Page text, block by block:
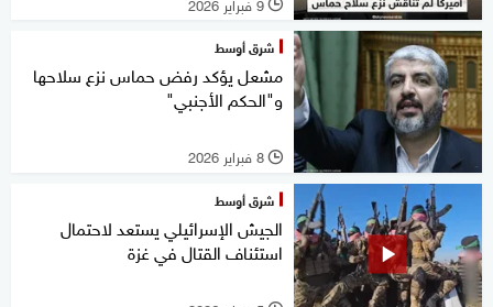
l
شرق أوسط
مشعل يؤكد رفض حماس نزع سلاحها
و"الحكم الأجنبي"
l 8 فبراير 2026
شرق أوسط
الجيش الإسرائيلي يستعد لاحتمال
استئناف القتال في غزة